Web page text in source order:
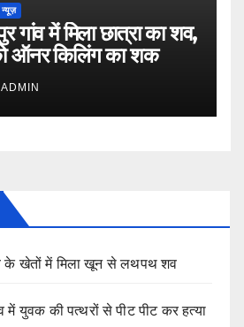
न्यूज़
गांव में मिला छात्रा का शव,
ऑनर किलिंग का शक
ADMIN
के खेतों में मिला खून से लथपथ शव
में युवक की पत्थरों से पीट पीट कर हत्या